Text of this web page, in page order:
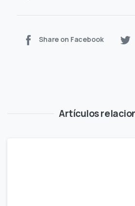
Share on Facebook
Artículos